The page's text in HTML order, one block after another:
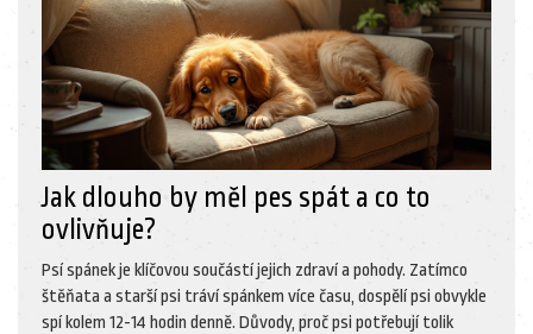
Jak dlouho by měl pes spát a co to
ovlivňuje?
Psí spánek je klíčovou součástí jejich zdraví a pohody. Zatímco
štěňata a starší psi tráví spánkem více času, dospělí psi obvykle
spí kolem 12-14 hodin denně. Důvody, proč psi potřebují tolik